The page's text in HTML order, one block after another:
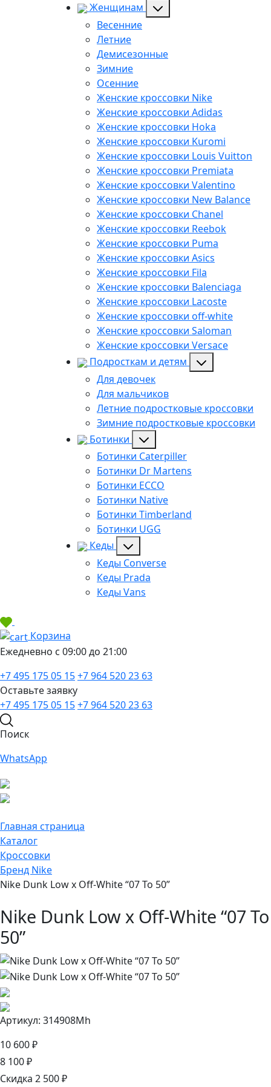
Женщинам
Весенние
Летние
Демисезонные
Зимние
Осенние
Женские кроссовки Nike
Женские кроссовки Adidas
Женские кроссовки Hoka
Женские кроссовки Kuromi
Женские кроссовки Louis Vuitton
Женские кроссовки Premiata
Женские кроссовки Valentino
Женские кроссовки New Balance
Женские кроссовки Chanel
Женские кроссовки Reebok
Женские кроссовки Puma
Женские кроссовки Asics
Женские кроссовки Fila
Женские кроссовки Balenciaga
Женские кроссовки Lacoste
Женские кроссовки off-white
Женские кроссовки Saloman
Женские кроссовки Versace
Подросткам и детям
Для девочек
Для мальчиков
Летние подростковые кроссовки
Зимние подростковые кроссовки
Ботинки
Ботинки Caterpiller
Ботинки Dr Martens
Ботинки ECCO
Ботинки Native
Ботинки Timberland
Ботинки UGG
Кеды
Кеды Converse
Кеды Prada
Кеды Vans
Корзина
Ежедневно с 09:00 до 21:00
+7 495 175 05 15+7 964 520 23 63
Оставьте заявку
+7 495 175 05 15+7 964 520 23 63
Поиск
WhatsApp
Главная страница
Каталог
Кроссовки
Бренд Nike
Nike Dunk Low x Off-White “07 To 50”
Nike Dunk Low x Off-White “07 To
50”
Артикул: 314908Mh
10 600 ₽
8 100 ₽
Скидка 2 500 ₽